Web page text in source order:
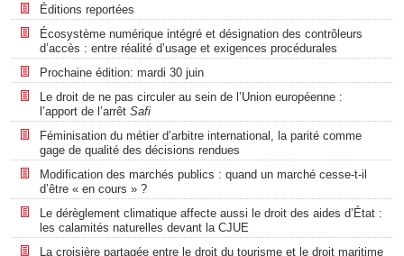
Éditions reportées
Écosystème numérique intégré et désignation des contrôleurs
d’accès : entre réalité d’usage et exigences procédurales
Prochaine édition: mardi 30 juin
Le droit de ne pas circuler au sein de l’Union européenne :
l’apport de l’arrêt Safi
Féminisation du métier d’arbitre international, la parité comme
gage de qualité des décisions rendues
Modification des marchés publics : quand un marché cesse-t-il
d’être « en cours » ?
Le dérèglement climatique affecte aussi le droit des aides d’État :
les calamités naturelles devant la CJUE
La croisière partagée entre le droit du tourisme et le droit maritime